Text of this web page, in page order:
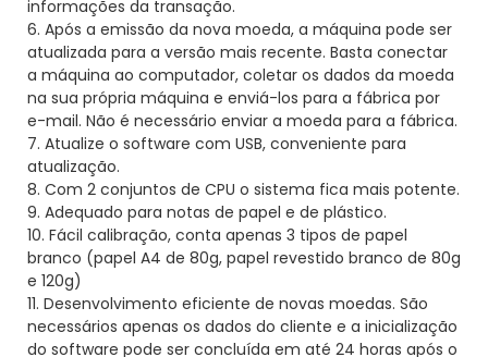
informações da transação.
6. Após a emissão da nova moeda, a máquina pode ser
atualizada para a versão mais recente. Basta conectar
a máquina ao computador, coletar os dados da moeda
na sua própria máquina e enviá-los para a fábrica por
e-mail. Não é necessário enviar a moeda para a fábrica.
7. Atualize o software com USB, conveniente para
atualização.
8. Com 2 conjuntos de CPU o sistema fica mais potente.
9. Adequado para notas de papel e de plástico.
10. Fácil calibração, conta apenas 3 tipos de papel
branco (papel A4 de 80g, papel revestido branco de 80g
e 120g)
11. Desenvolvimento eficiente de novas moedas. São
necessários apenas os dados do cliente e a inicialização
do software pode ser concluída em até 24 horas após o